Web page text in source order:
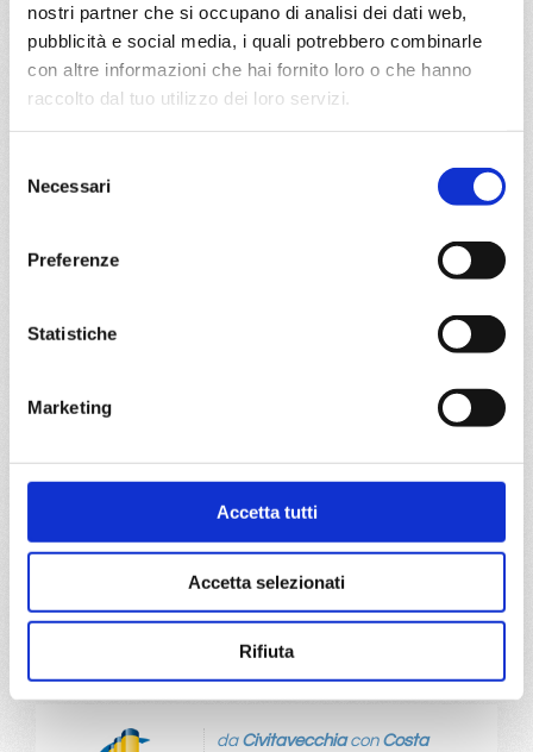
nostri partner che si occupano di analisi dei dati web,
pubblicità e social media, i quali potrebbero combinarle
con altre informazioni che hai fornito loro o che hanno
raccolto dal tuo utilizzo dei loro servizi.
delNecessari
Preferenze
Statistiche
Marketing
Accetta tutti
Accetta selezionati
Rifiuta
28/09/2027
€ 475
a partire da
€ 475
Mediterraneo
Civitavecchia, Salerno, Messina, La Seyne, Genova, La
Spezia, Civitavecchia
05/10/2027
12/10/2027
a partire da
€ 475
DETTAGLI
da Civitavecchiacon Costa